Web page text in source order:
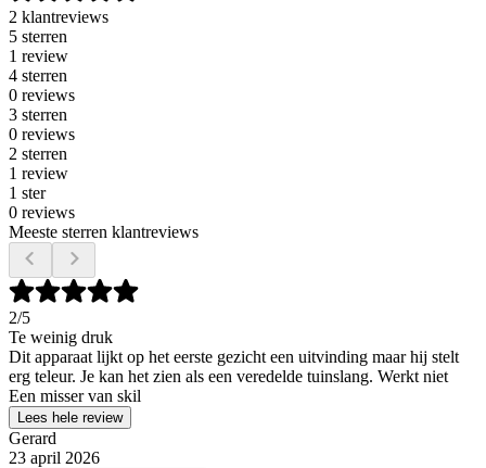
2 klantreviews
5 sterren
1 review
4 sterren
0 reviews
3 sterren
0 reviews
2 sterren
1 review
1 ster
0 reviews
Meeste sterren klantreviews
2/5
Te weinig druk
Dit apparaat lijkt op het eerste gezicht een uitvinding maar hij stelt
erg teleur. Je kan het zien als een veredelde tuinslang. Werkt niet
Een misser van skil
Lees hele review
Gerard
23 april 2026